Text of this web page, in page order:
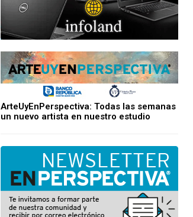
ArteUyEnPerspectiva: Todas las semanas
un nuevo artista en nuestro estudio